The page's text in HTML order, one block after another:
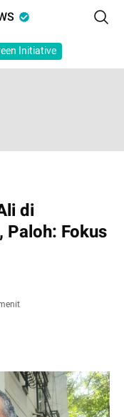
Initiative
di
Paloh: Fokus